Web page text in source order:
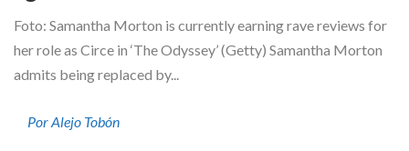
Foto: Samantha Morton is currently earning rave reviews for
her role as Circe in ‘The Odyssey’ (Getty) Samantha Morton
admits being replaced by...
Por Alejo Tobón